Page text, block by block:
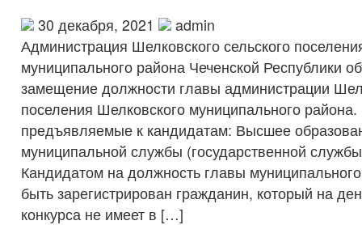
30 декабря, 2021
admin
Администрация Шелковского сельского
муниципального района Чеченской Республики
замещение должности главы администрации
поселения Шелковского муниципального
предъявляемые к кандидатам: Высшее
муниципальной службы (государственной
Кандидатом на должность главы
быть зарегистрирован гражданин, который на
конкурса не имеет в […]